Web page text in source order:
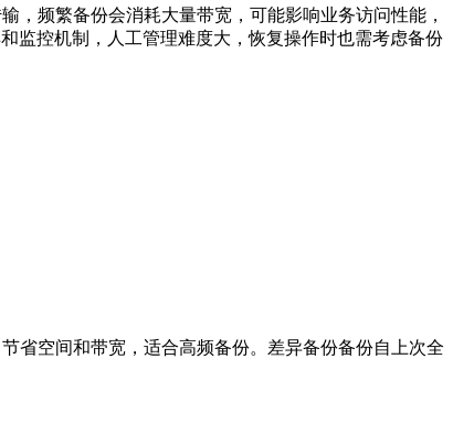
频繁备份会消耗大量带宽，可能影响业务访问性能，
监控机制，人工管理难度大，恢复操作时也需考虑备份
空间和带宽，适合高频备份。差异备份备份自上次全